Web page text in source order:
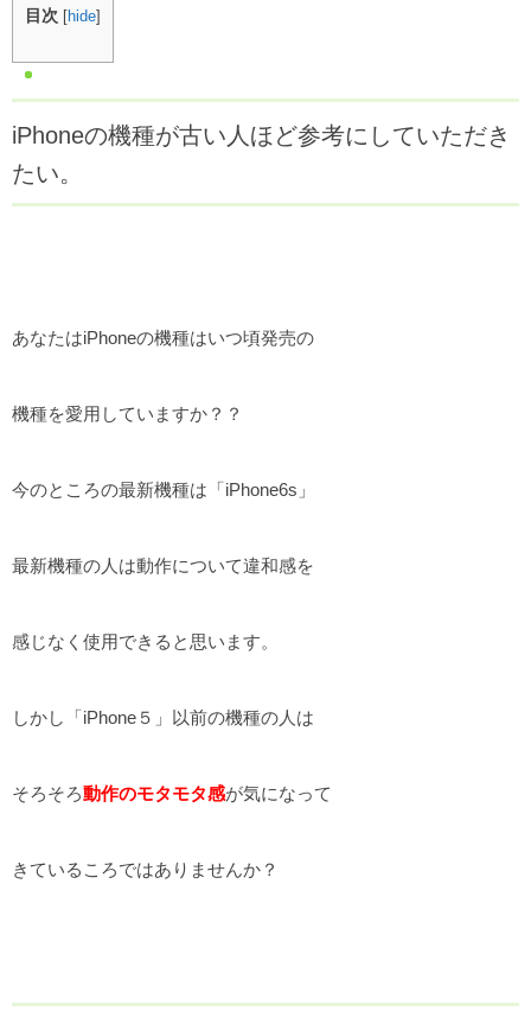
目次 [hide]
iPhoneの機種が古い人ほど参考にしていただき
たい。
あなたはiPhoneの機種はいつ頃発売の
機種を愛用していますか？？
今のところの最新機種は「iPhone6s」
最新機種の人は動作について違和感を
感じなく使用できると思います。
しかし「iPhone５」以前の機種の人は
そろそろ動作のモタモタ感が気になって
きているころではありませんか？